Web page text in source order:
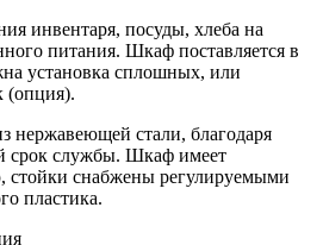
инвентаря, посуды, хлеба на
питания. Шкаф поставляется в
установка сплошных, или
(опция).
нержавеющей стали, благодаря
срок службы. Шкаф имеет
стойки снабжены регулируемыми
пластика.